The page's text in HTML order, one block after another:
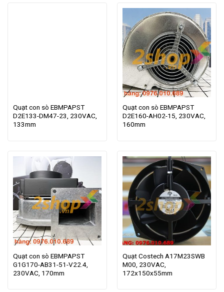
Quạt con sò EBMPAPST
D2E133-DM47-23, 230VAC,
133mm
Quạt con sò EBMPAPST
D2E160-AH02-15, 230VAC,
160mm
Quạt con sò EBMPAPST
G1G170-AB31-51-V22.4,
230VAC, 170mm
Quạt Costech A17M23SWB
M00, 230VAC,
172x150x55mm